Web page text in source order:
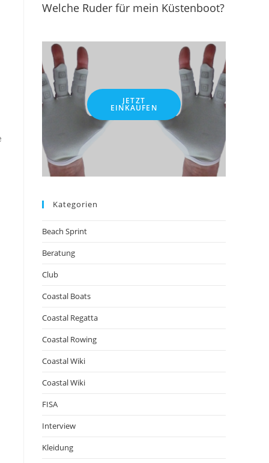
Welche Ruder für mein Küstenboot?
JETZT
EINKAUFEN
Kategorien
Beach Sprint
Beratung
Club
Coastal Boats
Coastal Regatta
Coastal Rowing
Coastal Wiki
Coastal Wiki
FISA
Interview
Kleidung